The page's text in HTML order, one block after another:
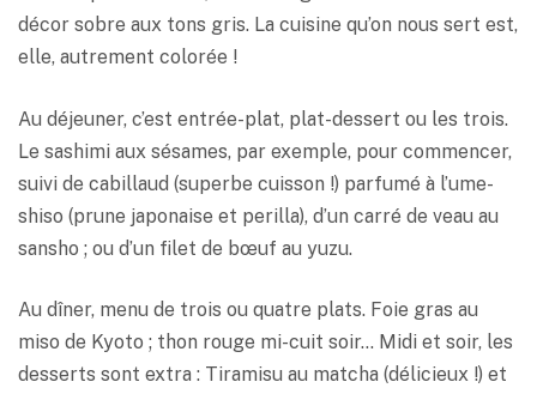
décor sobre aux tons gris. La cuisine qu’on nous sert est,
elle, autrement colorée !
Au déjeuner, c’est entrée-plat, plat-dessert ou les trois.
Le sashimi aux sésames, par exemple, pour commencer,
suivi de cabillaud (superbe cuisson !) parfumé à l’ume-
shiso (prune japonaise et perilla), d’un carré de veau au
sansho ; ou d’un filet de bœuf au yuzu.
Au dîner, menu de trois ou quatre plats. Foie gras au
miso de Kyoto ; thon rouge mi-cuit soir… Midi et soir, les
desserts sont extra : Tiramisu au matcha (délicieux !) et